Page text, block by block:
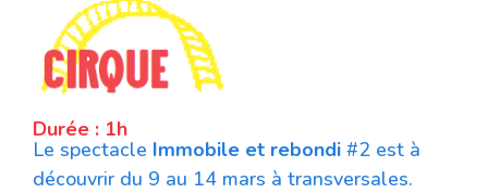
Durée : 1h
Le spectacle Immobile et rebondi #2 est à
découvrir du 9 au 14 mars à transversales.